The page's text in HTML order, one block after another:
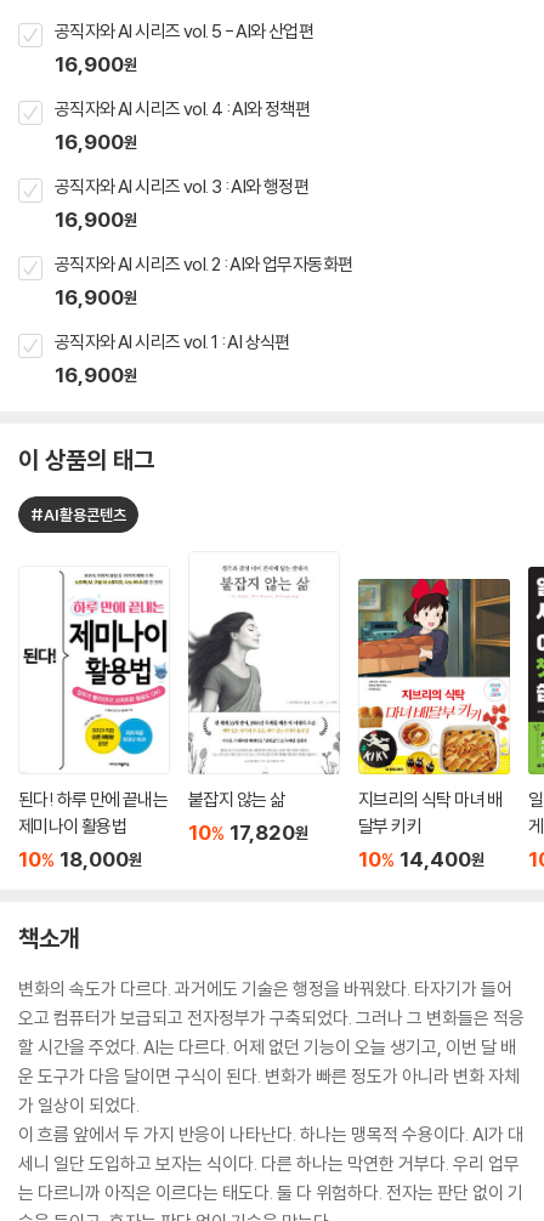
공직자와 AI 시리즈 vol. 5 - AI와 산업편
16,900원
공직자와 AI 시리즈 vol. 4 : AI와 정책편
16,900원
공직자와 AI 시리즈 vol. 3 : AI와 행정편
16,900원
공직자와 AI 시리즈 vol. 2 : AI와 업무자동화편
16,900원
공직자와 AI 시리즈 vol. 1 : AI 상식편
16,900원
이 상품의 태그
#AI활용콘텐츠
된다! 하루 만에 끝내는
제미나이 활용법
10% 18,000원
붙잡지 않는 삶
10% 17,820원
지브리의 식탁 마녀 배
달부 키키
10% 14,400원
책소개
변화의 속도가 다르다. 과거에도 기술은 행정을 바꿔왔다. 타자기가 들어
오고 컴퓨터가 보급되고 전자정부가 구축되었다. 그러나 그 변화들은 적응
할 시간을 주었다. AI는 다르다. 어제 없던 기능이 오늘 생기고, 이번 달 배
운 도구가 다음 달이면 구식이 된다. 변화가 빠른 정도가 아니라 변화 자체
가 일상이 되었다.
이 흐름 앞에서 두 가지 반응이 나타난다. 하나는 맹목적 수용이다. AI가 대
세니 일단 도입하고 보자는 식이다. 다른 하나는 막연한 거부다. 우리 업무
는 다르니까 아직은 이르다는 태도다. 둘 다 위험하다. 전자는 판단 없이 기